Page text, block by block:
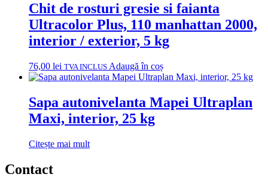
Chit de rosturi gresie si faianta
Ultracolor Plus, 110 manhattan 2000,
interior / exterior, 5 kg
76,00 lei TVA INCLUS Adaugă în coș
Sapa autonivelanta Mapei Ultraplan
Maxi, interior, 25 kg
Citește mai mult
Contact